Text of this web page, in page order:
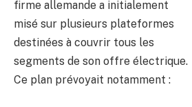
firme allemande a initialement
misé sur plusieurs plateformes
destinées à couvrir tous les
segments de son offre électrique.
Ce plan prévoyait notamment :